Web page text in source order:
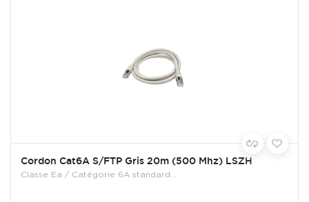
Cordon Cat6A S/FTP Gris 20m (500 Mhz) LSZH
Classe Ea / Catégorie 6A standard...